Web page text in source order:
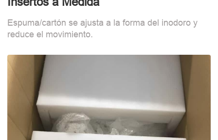
Espuma/cartón se ajusta a la forma del inodoro y
reduce el movimiento.